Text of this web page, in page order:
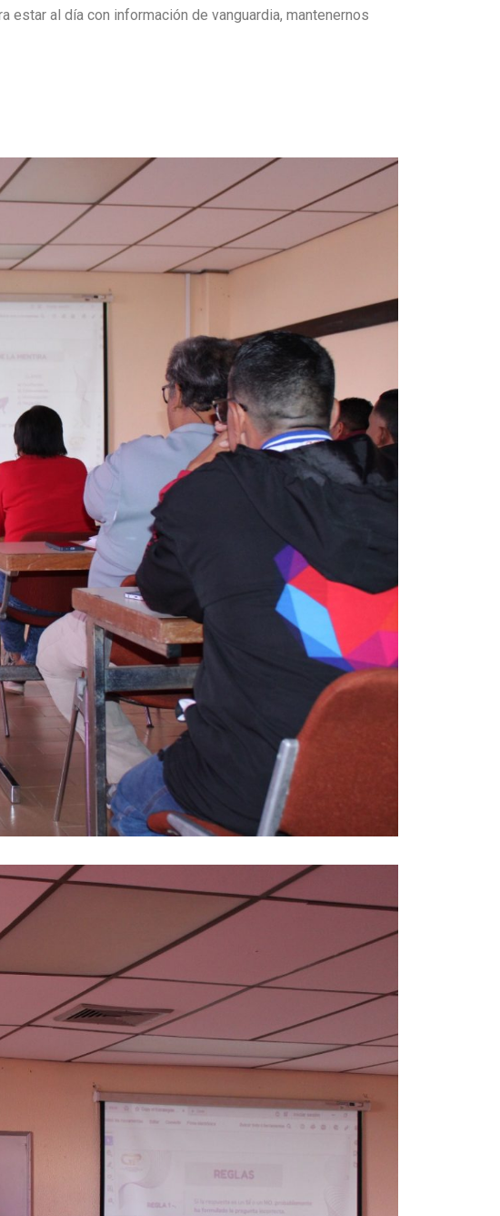
al día con información de vanguardia, mantenernos